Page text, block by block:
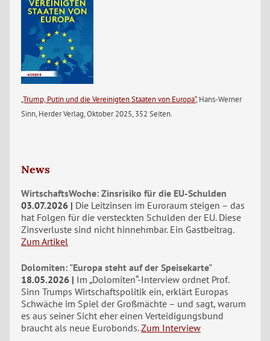
„Trump, Putin und die Vereinigten Staaten von Europa“, Hans-Werner
Sinn, Herder Verlag, Oktober 2025, 352 Seiten.
News
WirtschaftsWoche: Zinsrisiko für die EU-Schulden
03.07.2026
Die Leitzinsen im Euroraum steigen – das
hat Folgen für die versteckten Schulden der EU. Diese
Zinsverluste sind nicht hinnehmbar. Ein Gastbeitrag.
Zum Artikel
Dolomiten: "Europa steht auf der Speisekarte"
18.05.2026
Im „Dolomiten“-Interview ordnet Prof.
Sinn Trumps Wirtschaftspolitik ein, erklärt Europas
Schwäche im Spiel der Großmächte – und sagt, warum
es aus seiner Sicht eher einen Verteidigungsbund
braucht als neue Eurobonds. Zum Interview